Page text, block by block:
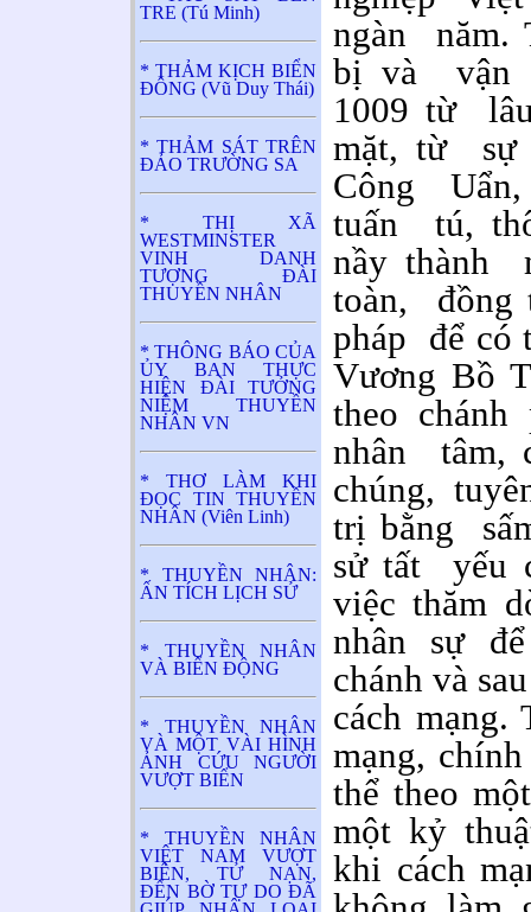
TRE (Tú Minh)
* THẢM KỊCH BIỂN
ĐÔNG (Vũ Duy Thái)
* THẢM SÁT TRÊN
ĐẢO TRƯỜNG SA
* THỊ XÃ
WESTMINSTER
VINH DANH
TƯỢNG ĐÀI
THUYỀN NHÂN
* THÔNG BÁO CỦA
ỦY BAN THỰC
HIỆN ĐÀI TƯỞNG
NIỆM THUYỀN
NHÂN VN
* THƠ LÀM KHI
ĐỌC TIN THUYỀN
NHÂN (Viên Linh)
* THUYỀN NHÂN:
ẤN TÍCH LỊCH SỬ
* THUYỀN NHÂN
VÀ BIỂN ĐỘNG
* THUYỀN NHÂN
VÀ MỘT VÀI HÌNH
ẢNH CỨU NGƯỜI
VƯỢT BIỂN
* THUYỀN NHÂN
VIỆT NAM VƯỢT
BIÊN, TỬ NẠN,
ĐẾN BỜ TỰ DO ĐÃ
ngàn năm.
bị và vận
1009 từ
mặt, từ sự
Công
tuấn tú,
nầy thành
toàn, đồng
pháp để có
Vương Bồ
theo
nhân tâm,
chúng,
trị bằng
sử tất yếu
việc thăm
nhân sự
chánh và
cách mạng.
mạng,
thể theo
một kỷ
khi cách